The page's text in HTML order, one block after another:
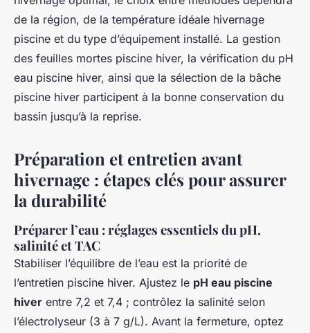
de la région, de la température idéale hivernage
piscine et du type d’équipement installé. La gestion
des feuilles mortes piscine hiver, la vérification du pH
eau piscine hiver, ainsi que la sélection de la bâche
piscine hiver participent à la bonne conservation du
bassin jusqu’à la reprise.
Préparation et entretien avant
hivernage : étapes clés pour assurer
la durabilité
Préparer l’eau : réglages essentiels du pH,
salinité et TAC
Stabiliser l’équilibre de l’eau est la priorité de
l’entretien piscine hiver. Ajustez le pH eau piscine
hiver entre 7,2 et 7,4 ; contrôlez la salinité selon
l’électrolyseur (3 à 7 g/L). Avant la fermeture, optez